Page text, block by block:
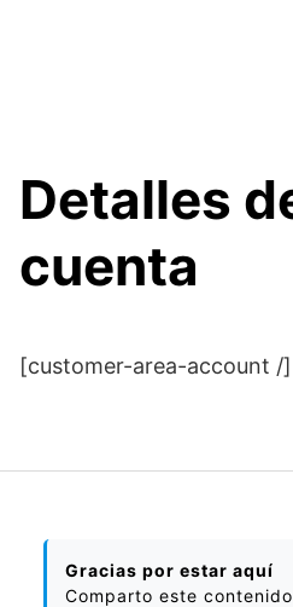
Detalles
cuenta
[customer-area-account /]
Gracias por estar aquí
Comparto este